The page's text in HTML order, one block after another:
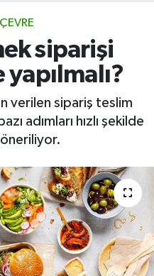
siparişi
verilen sipariş teslim
adımları hızlı şekilde
öneriliyor.